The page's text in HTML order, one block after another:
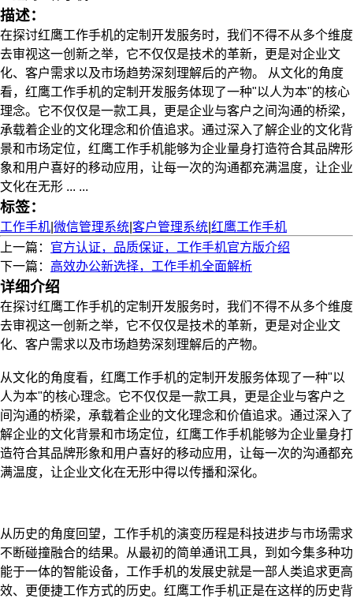
描述：
在探讨红鹰工作手机的定制开发服务时，我们不得不从多个维度
去审视这一创新之举，它不仅仅是技术的革新，更是对企业文
化、客户需求以及市场趋势深刻理解后的产物。 从文化的角度
看，红鹰工作手机的定制开发服务体现了一种"以人为本"的核心
理念。它不仅仅是一款工具，更是企业与客户之间沟通的桥梁，
承载着企业的文化理念和价值追求。通过深入了解企业的文化背
景和市场定位，红鹰工作手机能够为企业量身打造符合其品牌形
象和用户喜好的移动应用，让每一次的沟通都充满温度，让企业
文化在无形 ... ...
标签：
工作手机 微信管理系统 客户管理系统 红鹰工作手机
上一篇： 官方认证，品质保证，工作手机官方版介绍
下一篇： 高效办公新选择，工作手机全面解析
详细介绍
在探讨红鹰工作手机的定制开发服务时，我们不得不从多个维度
去审视这一创新之举，它不仅仅是技术的革新，更是对企业文
化、客户需求以及市场趋势深刻理解后的产物。
从文化的角度看，红鹰工作手机的定制开发服务体现了一种"以
人为本"的核心理念。它不仅仅是一款工具，更是企业与客户之
间沟通的桥梁，承载着企业的文化理念和价值追求。通过深入了
解企业的文化背景和市场定位，红鹰工作手机能够为企业量身打
造符合其品牌形象和用户喜好的移动应用，让每一次的沟通都充
满温度，让企业文化在无形中得以传播和深化。
从历史的角度回望，工作手机的演变历程是科技进步与市场需求
不断碰撞融合的结果。从最初的简单通讯工具，到如今集多种功
能于一体的智能设备，工作手机的发展史就是一部人类追求更高
效、更便捷工作方式的历史。红鹰工作手机正是在这样的历史背